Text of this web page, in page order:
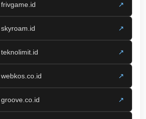
frivgame.id ↗
skyroam.id ↗
teknolimit.id ↗
webkos.co.id ↗
groove.co.id ↗